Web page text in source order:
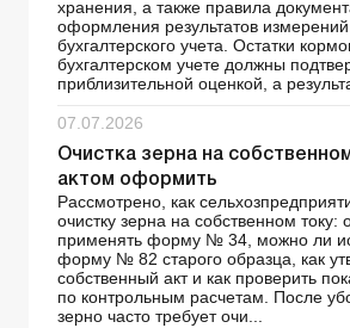
хранения, а также правила
оформления результатов
бухгалтерского учета. Остатки
бухгалтерском учете должны
приблизительной оценкой, а
07.07.2026
Очистка зерна на
актом оформить
Рассмотрено, как
очистку зерна на собственном току:
применять форму № 34, можно ли
форму № 82 старого образца, как
собственный акт и как проверить
по контрольным расчетам. После
зерно часто требует очи...